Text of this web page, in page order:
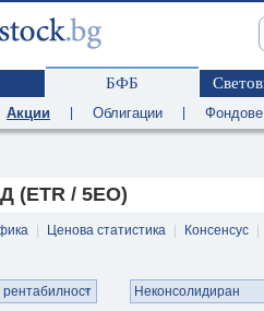
БФБ
Акции Облигации Фондове
(ETR / 5EO)
Ценова статистика Консенсус
Неконсолидиран